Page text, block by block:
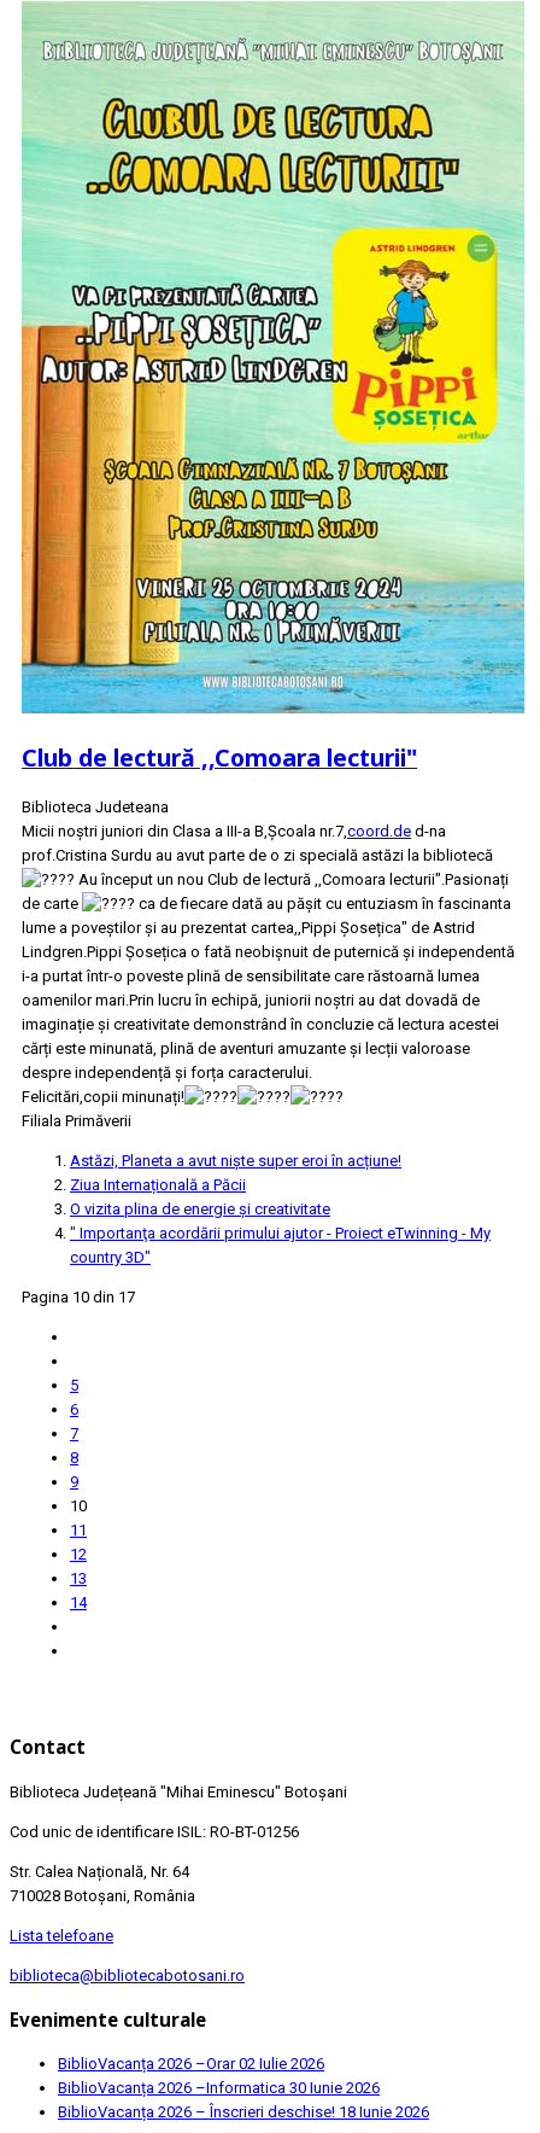
Club de lectură ,,Comoara lecturii"
Biblioteca Judeteana
Micii noștri juniori din Clasa a III-a B,Școala nr.7,coord.de d-na
prof.Cristina Surdu au avut parte de o zi specială astăzi la bibliotecă
Au început un nou Club de lectură ,,Comoara lecturii".Pasionați
de carte
ca de fiecare dată au pășit cu entuziasm în fascinanta
lume a poveștilor și au prezentat cartea,,Pippi Șosețica" de Astrid
Lindgren.Pippi Șosețica o fată neobișnuit de puternică și independentă
i-a purtat într-o poveste plină de sensibilitate care răstoarnă lumea
oamenilor mari.Prin lucru în echipă, juniorii noștri au dat dovadă de
imaginație și creativitate demonstrând în concluzie că lectura acestei
cărți este minunată, plină de aventuri amuzante și lecții valoroase
despre independență și forța caracterului.
Felicitări,copii minunați!
Filiala Primăverii
Astăzi, Planeta a avut niște super eroi în acțiune!
Ziua Internațională a Păcii
O vizita plina de energie și creativitate
" Importanţa acordării primului ajutor - Proiect eTwinning - My
country 3D"
Pagina 10 din 17
5
6
7
8
9
10
11
12
13
14
Contact
Biblioteca Județeană "Mihai Eminescu" Botoșani
Cod unic de identificare ISIL: RO-BT-01256
Str. Calea Națională, Nr. 64
710028 Botoșani, România
Lista telefoane
biblioteca@bibliotecabotosani.ro
Evenimente culturale
BiblioVacanța 2026 –Orar02 Iulie 2026
BiblioVacanța 2026 –Informatica 30 Iunie 2026
BiblioVacanța 2026 – Înscrieri deschise! 18 Iunie 2026